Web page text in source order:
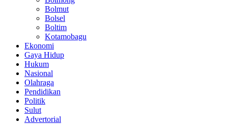
Bolmut
Bolsel
Boltim
Kotamobagu
Ekonomi
Gaya Hidup
Hukum
Nasional
Olahraga
Pendidikan
Politik
Sulut
Advertorial